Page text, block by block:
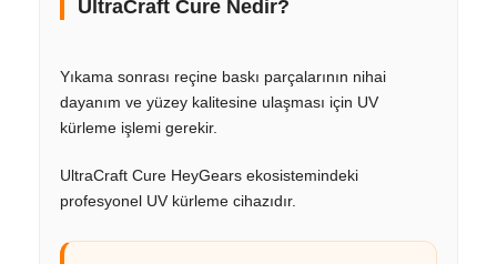
UltraCraft Cure Nedir?
Yıkama sonrası reçine baskı parçalarının nihai
dayanım ve yüzey kalitesine ulaşması için UV
kürleme işlemi gerekir.
UltraCraft Cure HeyGears ekosistemindeki
profesyonel UV kürleme cihazıdır.